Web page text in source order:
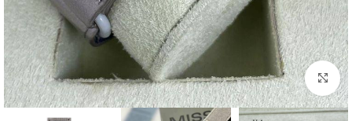
بزرگنمایی تصویر